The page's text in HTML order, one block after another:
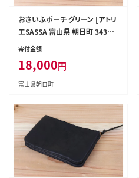
おさいふポーチ グリーン [アトリ
エSASSA 富山県 朝日町 34310
063]
寄付金額
18,000円
富山県朝日町